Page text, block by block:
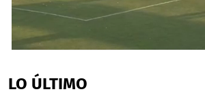
of
1
LO ÚLTIMO